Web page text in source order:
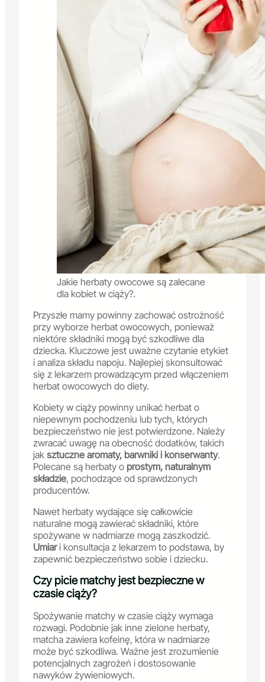
Jakie herbaty owocowe są zalecane
dla kobiet w ciąży?.
Przyszłe mamy powinny zachować ostrożność
przy wyborze herbat owocowych, ponieważ
niektóre składniki mogą być szkodliwe dla
dziecka. Kluczowe jest uważne czytanie etykiet
i analiza składu napoju. Najlepiej skonsultować
się z lekarzem prowadzącym przed włączeniem
herbat owocowych do diety.
Kobiety w ciąży powinny unikać herbat o
niepewnym pochodzeniu lub tych, których
bezpieczeństwo nie jest potwierdzone. Należy
zwracać uwagę na obecność dodatków, takich
jak sztuczne aromaty, barwniki i konserwanty.
Polecane są herbaty o prostym, naturalnym
składzie, pochodzące od sprawdzonych
producentów.
Nawet herbaty wydające się całkowicie
naturalne mogą zawierać składniki, które
spożywane w nadmiarze mogą zaszkodzić.
Umiari konsultacja z lekarzem to podstawa, by
zapewnić bezpieczeństwo sobie i dziecku.
Czy picie matchy jest bezpieczne w
czasie ciąży?
Spożywanie matchy w czasie ciąży wymaga
rozwagi. Podobnie jak inne zielone herbaty,
matcha zawiera kofeinę, która w nadmiarze
może być szkodliwa. Ważne jest zrozumienie
potencjalnych zagrożeń i dostosowanie
nawyków żywieniowych.